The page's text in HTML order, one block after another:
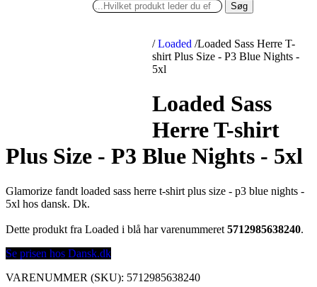
Søg
/ Loaded /Loaded Sass Herre T-
shirt Plus Size - P3 Blue Nights -
5xl
Loaded Sass
Herre T-shirt
Plus Size - P3 Blue Nights - 5xl
Glamorize fandt loaded sass herre t-shirt plus size - p3 blue nights -
5xl hos dansk. Dk.
Dette produkt fra Loaded i blå har varenummeret 5712985638240.
Se prisen hos Dansk.dk
VARENUMMER (SKU): 5712985638240